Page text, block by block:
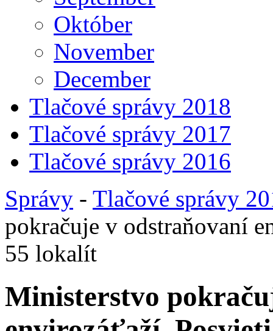
Október
November
December
Tlačové správy 2018
Tlačové správy 2017
Tlačové správy 2016
Správy - Tlačové správy
pokračuje v odstraňovaní
55 lokalít
Ministerstvo